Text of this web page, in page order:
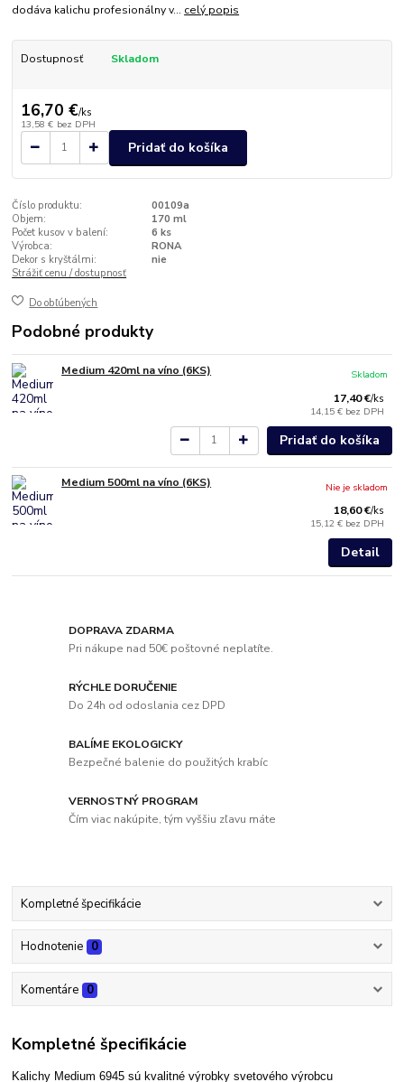
dodáva kalichu profesionálny v... celý popis
Dostupnosť Skladom
16,70 €/ks
13,58 € bez DPH
Pridať do košíka
Číslo produktu:
00109a
Objem:
170 ml
Počet kusov v balení:
6 ks
Výrobca:
RONA
Dekor s kryštálmi:
nie
Strážiť cenu / dostupnosť
Do obľúbených
Podobné produkty
Medium 420ml na víno (6KS)
17,40 €/ks
14,15 € bez DPH
Skladom
Pridať do košíka
Medium 500ml na víno (6KS)
18,60 €/ks
15,12 € bez DPH
Nie je skladom
Detail
DOPRAVA ZDARMA
Pri nákupe nad 50€ poštovné neplatíte.
RÝCHLE DORUČENIE
Do 24h od odoslania cez DPD
BALÍME EKOLOGICKY
Bezpečné balenie do použitých krabíc
VERNOSTNÝ PROGRAM
Čím viac nakúpite, tým vyššiu zľavu máte
Kompletné špecifikácie
Hodnotenie 0
Komentáre 0
Kompletné špecifikácie
Kalichy Medium 6945 sú kvalitné výrobky svetového výrobcu